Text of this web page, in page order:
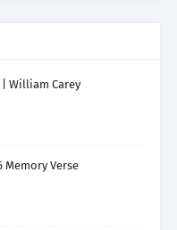
| William Carey
Memory Verse